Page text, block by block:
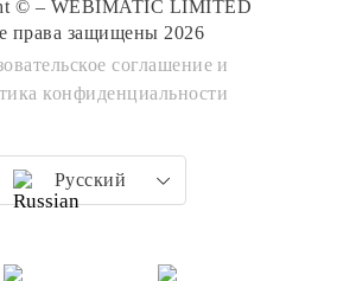
© – WEBIMATIC LIMITED
права защищены 2026
соглашение и
конфиденциальности
Русский